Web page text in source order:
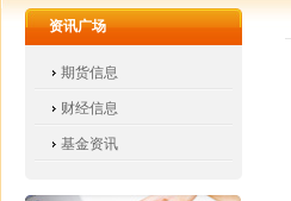
资讯广场
期货信息
财经信息
基金资讯